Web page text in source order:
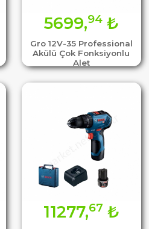
Gro 12V-35 Professional
Akülü Çok Fonksiyonlu
Alet
5699,94₺
11277,67 ₺